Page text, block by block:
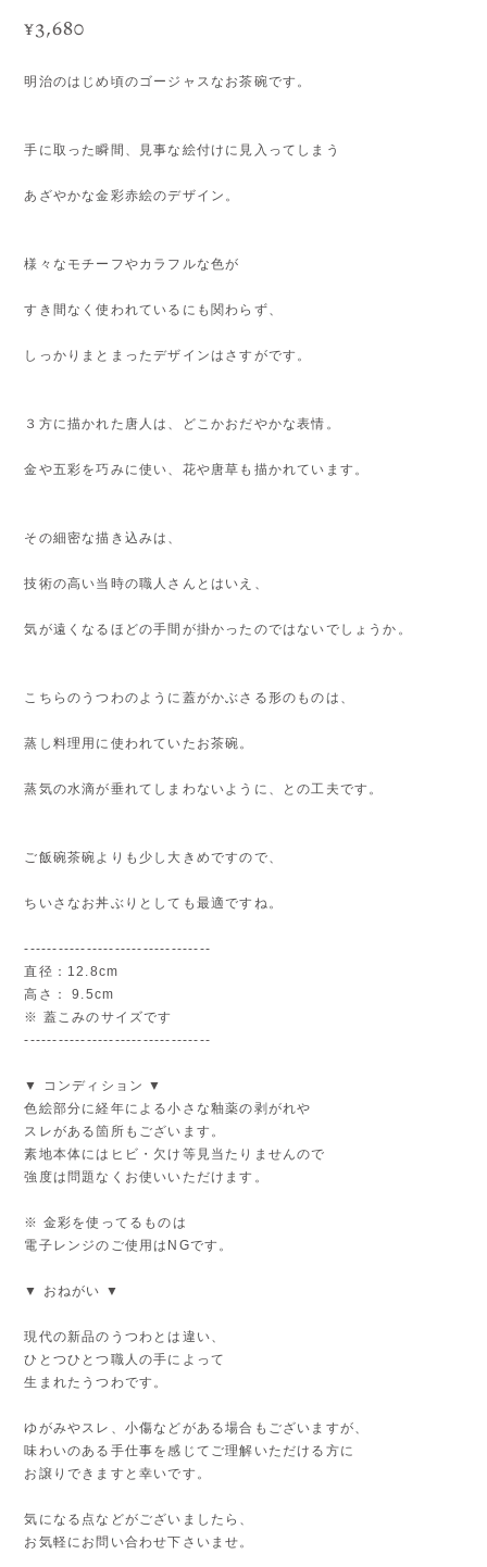
¥3,680
明治のはじめ頃のゴージャスなお茶碗です。
手に取った瞬間、見事な絵付けに見入ってしまう
あざやかな金彩赤絵のデザイン。
様々なモチーフやカラフルな色が
すき間なく使われているにも関わらず、
しっかりまとまったデザインはさすがです。
３方に描かれた唐人は、どこかおだやかな表情。
金や五彩を巧みに使い、花や唐草も描かれています。
その細密な描き込みは、
技術の高い当時の職人さんとはいえ、
気が遠くなるほどの手間が掛かったのではないでしょうか。
こちらのうつわのように蓋がかぶさる形のものは、
蒸し料理用に使われていたお茶碗。
蒸気の水滴が垂れてしまわないように、との工夫です。
ご飯碗茶碗よりも少し大きめですので、
ちいさなお丼ぶりとしても最適ですね。
---------------------------------
直径：12.8cm
高さ： 9.5cm
※ 蓋こみのサイズです
---------------------------------
▼ コンディション ▼
色絵部分に経年による小さな釉薬の剥がれや
スレがある箇所もございます。
素地本体にはヒビ・欠け等見当たりませんので
強度は問題なくお使いいただけます。
※ 金彩を使ってるものは
電子レンジのご使用はNGです。
▼ おねがい ▼
現代の新品のうつわとは違い、
ひとつひとつ職人の手によって
生まれたうつわです。
ゆがみやスレ、小傷などがある場合もございますが、
味わいのある手仕事を感じてご理解いただける方に
お譲りできますと幸いです。
気になる点などがございましたら、
お気軽にお問い合わせ下さいませ。